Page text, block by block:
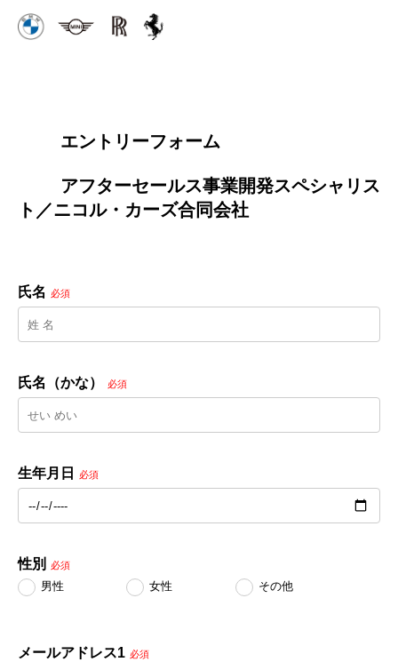
        エントリーフォーム
ト／ニコル・カーズ合同会社
氏名 必須
氏名（かな） 必須
生年月日 必須
性別 必須
男性 女性 その他
メールアドレス1 必須